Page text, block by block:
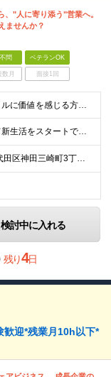
、"人に寄り添う"営業へ。
ませんか？
問 ベテランOK
月 面接1回
《人に寄り添う営業スタイルに価値を感じる方を募集しています》 ■ 必須要件 ￣￣￣￣ 営業職のご経験（業界・商材問わず／目安1年以上） 法人営業・個人営業・ルート営業・人材コーディネーター・販売職な
★上京支援あり！安心して新生活をスタートできます★ ■ 想定給与 月給30万円〜50万円＋交通費＋各種手当 ※経験・スキル・前職給与を考慮の上、初任給を決定します ※営業職経験者は、これまでのご経験
【本社所在地】 東京都千代田区神田三崎町3丁目8番5号 千代田JEBL 6階 【アクセス】 ・JR中央線／総武線「水道橋駅」西口より徒歩2分 ・都営三田線「水道橋駅」より徒歩5分 ・東京メトロ東西線
検討中に入れる
残り4日
歓迎*残業月10h以下*